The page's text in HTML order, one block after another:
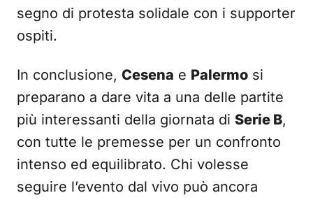
segno di protesta solidale con i supporter
ospiti.
In conclusione, Cesena e Palermo si
preparano a dare vita a una delle partite
più interessanti della giornata di Serie B,
con tutte le premesse per un confronto
intenso ed equilibrato. Chi volesse
seguire l’evento dal vivo può ancora